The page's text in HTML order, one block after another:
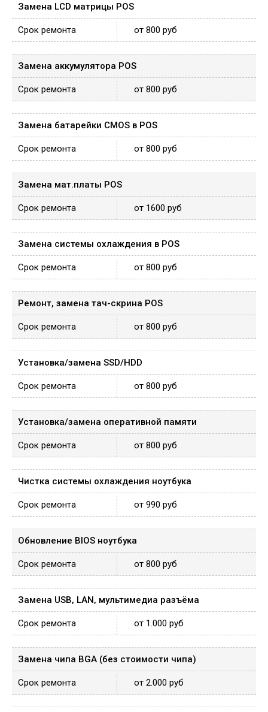
Замена LCD матрицы POS
от 800 руб
Замена аккумулятора POS
от 800 руб
Замена батарейки CMOS в POS
от 800 руб
Замена мат.платы POS
от 1600 руб
Замена системы охлаждения в POS
от 800 руб
Ремонт, замена тач-скрина POS
от 800 руб
Установка/замена SSD/HDD
от 800 руб
Установка/замена оперативной памяти
от 800 руб
Чистка системы охлаждения ноутбука
от 990 руб
Обновление BIOS ноутбука
от 800 руб
Замена USB, LAN, мультимедиа разъёма
от 1.000 руб
Замена чипа BGA (без стоимости чипа)
от 2.000 руб